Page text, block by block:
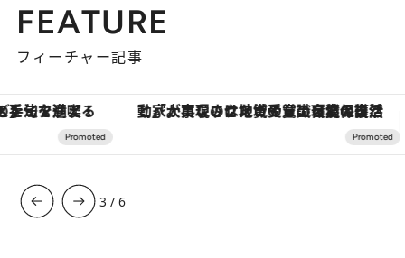
FEATURE
フィーチャー記事
「大事なのは地域の意識を変えること」。ロレックス賞受賞の自然保護活動家が実現させたナイジェリアの自然環境の復活 【銀座で出合う最旬美容】美髪ケアや上質
3 /6